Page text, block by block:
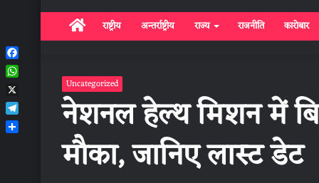
Homeराष्ट्रीय अन्तर्राष्ट्रीय राज्य राजनीति कारोबार
Uncategorized
नेशनल हेल्थ मिशन में
मौका, जानिए लास्ट डेट
Facebook
WhatsApp
X
Telegram